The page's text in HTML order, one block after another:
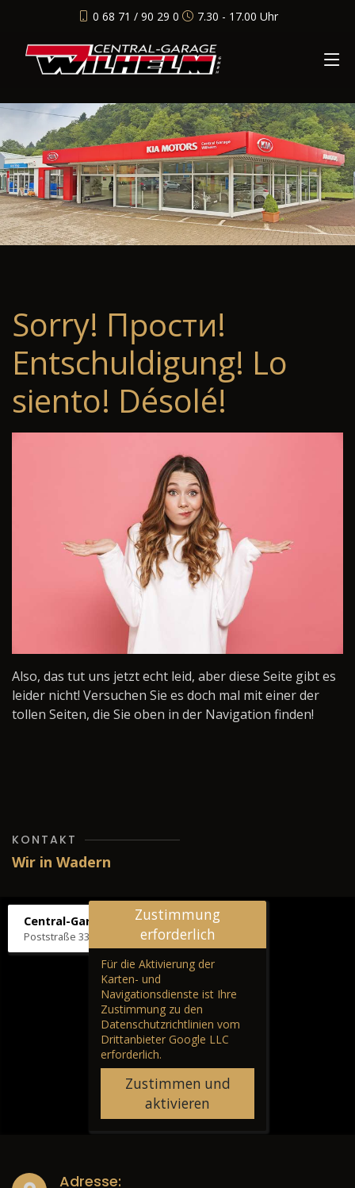
0 68 71 / 90 29 0 7.30 - 17.00 Uhr
Sorry! Прости!
Entschuldigung! Lo
siento! Désolé!
Also, das tut uns jetzt echt leid, aber diese Seite gibt es
leider nicht! Versuchen Sie es doch mal mit einer der
tollen Seiten, die Sie oben in der Navigation finden!
KONTAKT
Wir in Wadern
Central-Garage H. Wilhelm
Poststraße 33, 66687 Wadern
Zustimmung
erforderlich
Für die Aktivierung der
Karten- und
Navigationsdienste ist Ihre
Zustimmung zu den
Datenschutzrichtlinien vom
Drittanbieter Google LLC
erforderlich.
Zustimmen und
aktivieren
Adresse: